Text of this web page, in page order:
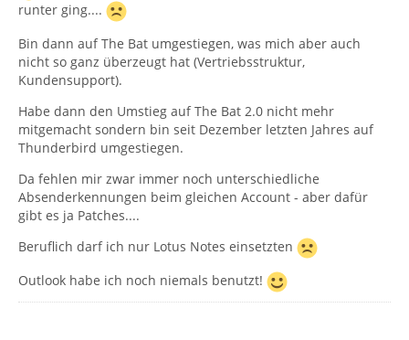
runter ging....
Bin dann auf The Bat umgestiegen, was mich aber auch
nicht so ganz überzeugt hat (Vertriebsstruktur,
Kundensupport).
Habe dann den Umstieg auf The Bat 2.0 nicht mehr
mitgemacht sondern bin seit Dezember letzten Jahres auf
Thunderbird umgestiegen.
Da fehlen mir zwar immer noch unterschiedliche
Absenderkennungen beim gleichen Account - aber dafür
gibt es ja Patches....
Beruflich darf ich nur Lotus Notes einsetzten
Outlook habe ich noch niemals benutzt!